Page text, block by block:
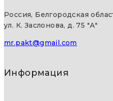
Россия, Белгородская
ул. К. Заслонова, д. 75 "А"
mr.pakt@gmail.com
Информация